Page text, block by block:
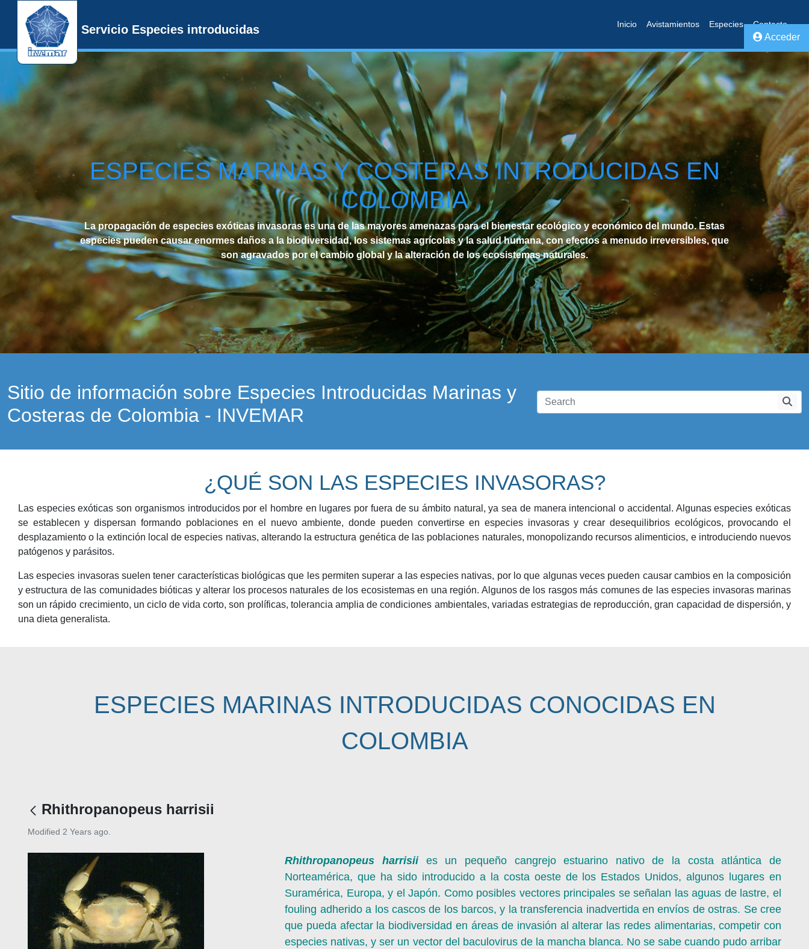
Servicio Especies introducidas Inicio Avistamientos Especies Contacto
Acceder
ESPECIES MARINAS Y COSTERAS INTRODUCIDAS EN
COLOMBIA
La propagación de especies exóticas invasoras es una de las mayores amenazas para el bienestar ecológico y económico del mundo. Estas
especies pueden causar enormes daños a la biodiversidad, los sistemas agrícolas y la salud humana, con efectos a menudo irreversibles, que
son agravados por el cambio global y la alteración de los ecosistemas naturales.
Sitio de información sobre Especies Introducidas Marinas y
Costeras de Colombia - INVEMAR
¿QUÉ SON LAS ESPECIES INVASORAS?
Las especies exóticas son organismos introducidos por el hombre en lugares por fuera de su ámbito natural, ya sea de manera intencional o accidental. Algunas especies exóticas
se establecen y dispersan formando poblaciones en el nuevo ambiente, donde pueden convertirse en especies invasoras y crear desequilibrios ecológicos, provocando el
desplazamiento o la extinción local de especies nativas, alterando la estructura genética de las poblaciones naturales, monopolizando recursos alimenticios, e introduciendo nuevos
patógenos y parásitos.
Las especies invasoras suelen tener características biológicas que les permiten superar a las especies nativas, por lo que algunas veces pueden causar cambios en la composición
y estructura de las comunidades bióticas y alterar los procesos naturales de los ecosistemas en una región. Algunos de los rasgos más comunes de las especies invasoras marinas
son un rápido crecimiento, un ciclo de vida corto, son prolíficas, tolerancia amplia de condiciones ambientales, variadas estrategias de reproducción, gran capacidad de dispersión, y
una dieta generalista.
ESPECIES MARINAS INTRODUCIDAS CONOCIDAS EN
COLOMBIA
Rhithropanopeus harrisii
Modified 2 Years ago.
Rhithropanopeus harrisiies un pequeño cangrejo estuarino nativo de la costa atlántica de
Norteamérica, que ha sido introducido a la costa oeste de los Estados Unidos, algunos lugares en
Suramérica, Europa, y el Japón. Como posibles vectores principales se señalan las aguas de lastre, el
fouling adherido a los cascos de los barcos, y la transferencia inadvertida en envíos de ostras. Se cree
que pueda afectar la biodiversidad en áreas de invasión al alterar las redes alimentarias, competir con
especies nativas, y ser un vector del baculovirus de la mancha blanca. No se sabe cuando pudo arribar